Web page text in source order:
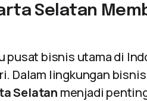
Selatan
pusat bisnis utama di
Dalam lingkungan
Selatan menjadi